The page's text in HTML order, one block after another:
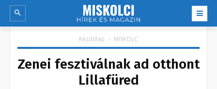
Kezdőlap MISKOLC
Zenei fesztiválnak ad otthont
Lillafüred